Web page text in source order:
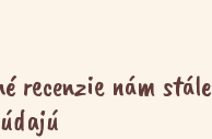
recenzie nám stále